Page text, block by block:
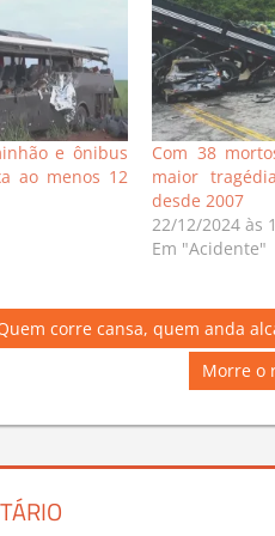
e ônibus
ao menos 12
Com 38
maior
desde 2007
22/12/2024 às
Em "Acidente"
corre cansa, quem anda
Next
Post:
Morre o